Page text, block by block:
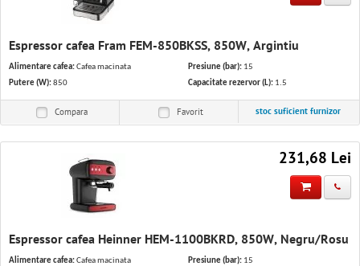
Espressor cafea Fram FEM-850BKSS, 850W, Argintiu
Alimentare cafea:Cafea macinata
Putere (W):850
Presiune (bar): 15
Capacitate rezervor (L): 1.5
Compara Favorit stoc suficient furnizor
231,68 Lei
Espressor cafea Heinner HEM-1100BKRD, 850W, Negru/Rosu
Alimentare cafea:Cafea macinata
Presiune (bar): 15